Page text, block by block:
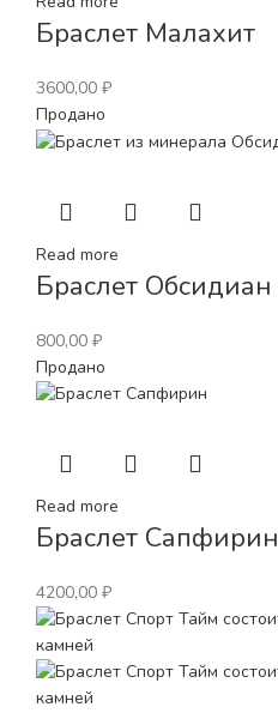
Браслет Малахит
3600,00 ₽
Продано
Read more
Браслет Обсидиан
800,00 ₽
Продано
Read more
Браслет Сапфирин
4200,00 ₽